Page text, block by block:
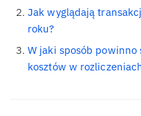
Jak wyglądają
roku?
W jaki sposób
kosztów w